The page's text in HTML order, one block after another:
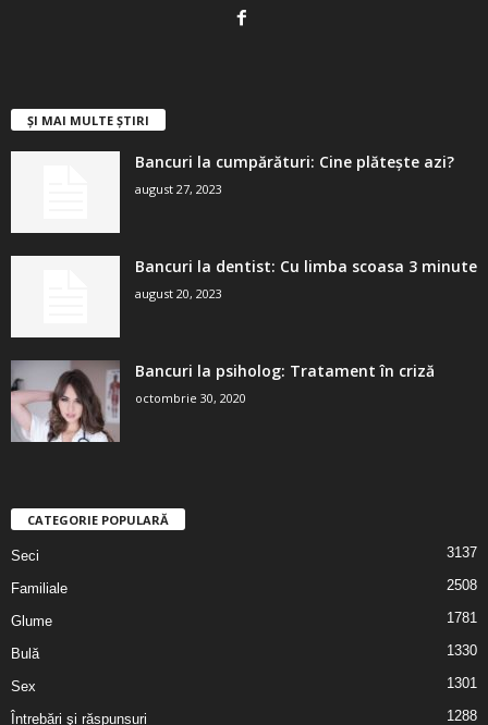
ȘI MAI MULTE ȘTIRI
Bancuri la cumpărături: Cine plătește azi?
august 27, 2023
Bancuri la dentist: Cu limba scoasa 3 minute
august 20, 2023
Bancuri la psiholog: Tratament în criză
octombrie 30, 2020
CATEGORIE POPULARĂ
Seci 3137
Familiale 2508
Glume 1781
Bulă 1330
Sex 1301
Întrebări şi răspunsuri 1288